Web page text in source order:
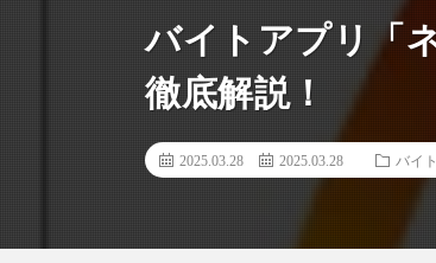
バイトアプリ「
徹底解説！
2025.03.28 2025.03.28 バイト